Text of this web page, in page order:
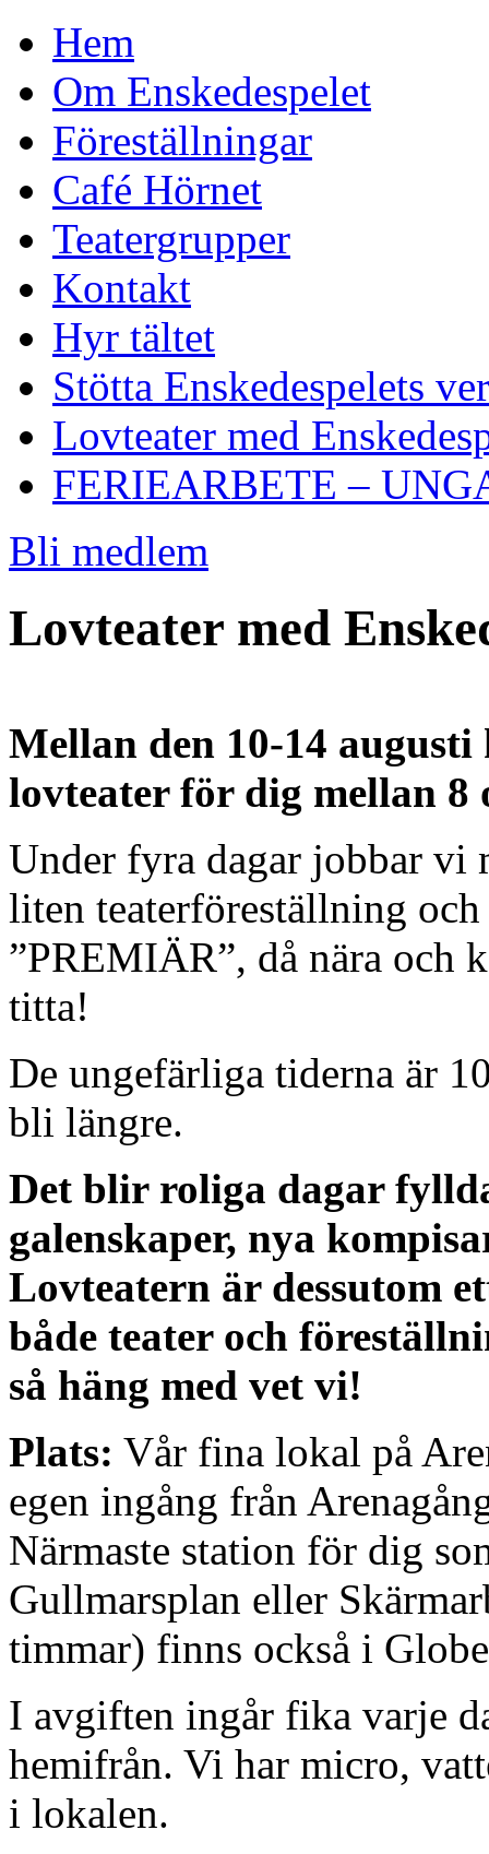
Hem
Om Enskedespelet
Föreställningar
Café Hörnet
Teatergrupper
Kontakt
Hyr tältet
Stötta Enskedespelets
Lovteater med
FERIEARBETE –
Bli medlem
Lovteater med
Mellan den 10-14
lovteater för dig mellan 8
Under fyra dagar jobbar vi
liten teaterföreställning
”PREMIÄR”, då nära och
titta!
De ungefärliga tiderna är
bli längre.
Det blir roliga dagar
galenskaper, nya
Lovteatern är dessutom
både teater och
så häng med vet vi!
Plats: Vår fina lokal på
egen ingång från
Närmaste station för dig
Gullmarsplan eller
timmar) finns också i
I avgiften ingår fika varje
hemifrån. Vi har micro,
i lokalen.